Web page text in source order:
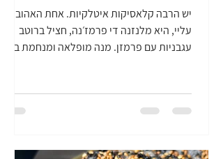
יש הרבה קלאסיקות איטלקיות. אחת האהובות
עליי, היא מלנזנה די פרמז׳נה, חציל ברוטב
עגבניות עם פרמזן. מנה מופלאה ומנחמת בפני
מושלמת, גם לאירוח, גם כפתיח, גם כנשנוש
בערב סרט, והיא פשוט משגעת. ככה, לבד כמו
פרמז׳נה! |מה צריך להכנת ברוסקטה חצילים